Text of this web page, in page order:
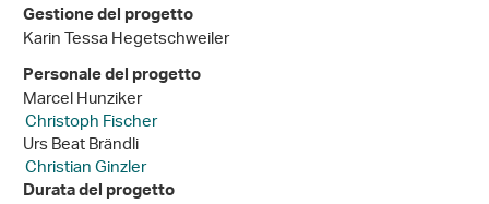
Gestione del progetto
Karin Tessa Hegetschweiler
Personale del progetto
Marcel Hunziker
Christoph Fischer
Urs Beat Brändli
Christian Ginzler
Durata del progetto